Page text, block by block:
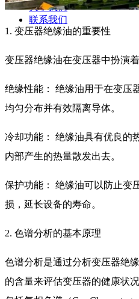
关于我们
联系我们
1. 变压器绝缘油的重要性
变压器绝缘油在变压器中扮演
绝缘性能： 绝缘油用于在变压
均匀分布并有效隔离导体。
冷却功能： 绝缘油具有优良的
内部产生的热量散发出去。
保护功能： 绝缘油可以防止变
损，延长设备的寿命。
2. 色谱分析的基本原理
色谱分析是通过分析变压器绝
的含量来评估变压器的健康状